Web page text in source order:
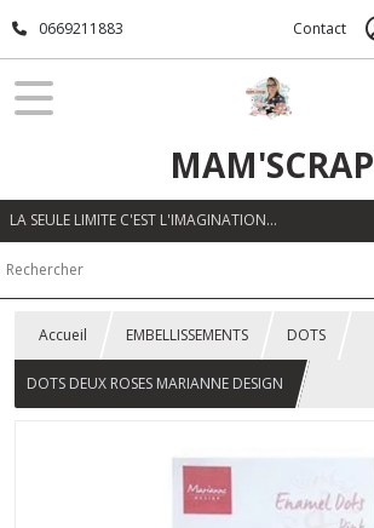
0669211883 Contact
MAM'SCRAP
LA SEULE LIMITE C'EST L'IMAGINATION…
Accueil EMBELLISSEMENTS DOTS
DOTS DEUX ROSES MARIANNE DESIGN